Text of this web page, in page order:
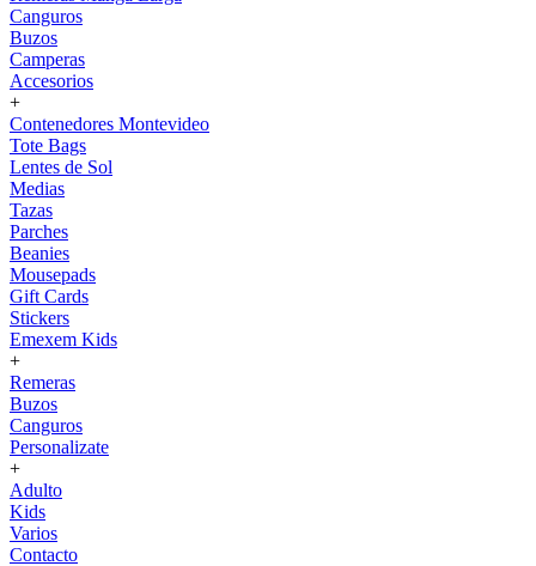
Canguros
Buzos
Camperas
Accesorios
+
Contenedores Montevideo
Tote Bags
Lentes de Sol
Medias
Tazas
Parches
Beanies
Mousepads
Gift Cards
Stickers
Emexem Kids
+
Remeras
Buzos
Canguros
Personalizate
+
Adulto
Kids
Varios
Contacto